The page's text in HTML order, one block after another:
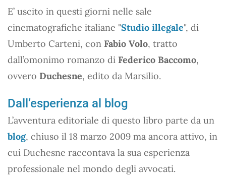
E’ uscito in questi giorni nelle sale
cinematografiche italiane "Studio illegale", di
Umberto Carteni, con Fabio Volo, tratto
dall’omonimo romanzo di Federico Baccomo,
ovvero Duchesne, edito da Marsilio.
Dall’esperienza al blog
L’avventura editoriale di questo libro parte da un
blog, chiuso il 18 marzo 2009 ma ancora attivo, in
cui Duchesne raccontava la sua esperienza
professionale nel mondo degli avvocati.